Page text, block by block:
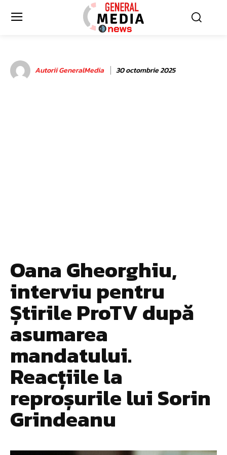
Autorii GeneralMedia 30 octombrie 2025
Oana Gheorghiu,
interviu pentru
Știrile ProTV după
asumarea
mandatului.
Reacțiile la
reproșurile lui Sorin
Grindeanu